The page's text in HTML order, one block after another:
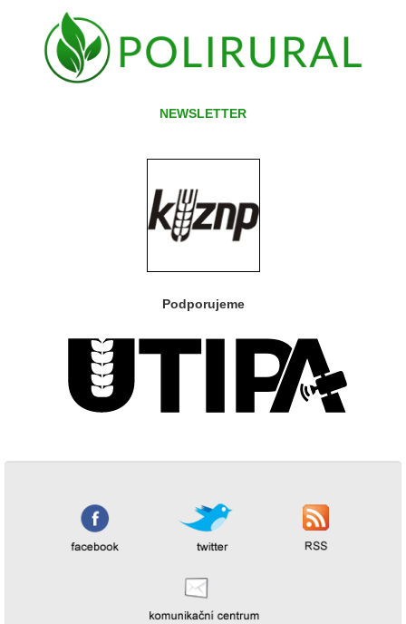
NEWSLETTER
Podporujeme